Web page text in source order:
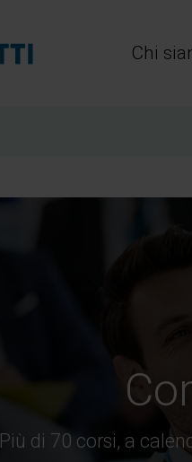
Chi
Più di 70 corsi, a